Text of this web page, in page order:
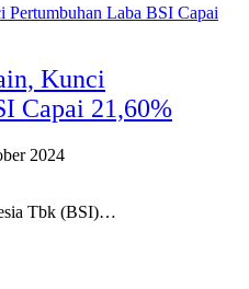
Kunci
Capai 21,60%
2024
Tbk (BSI)…